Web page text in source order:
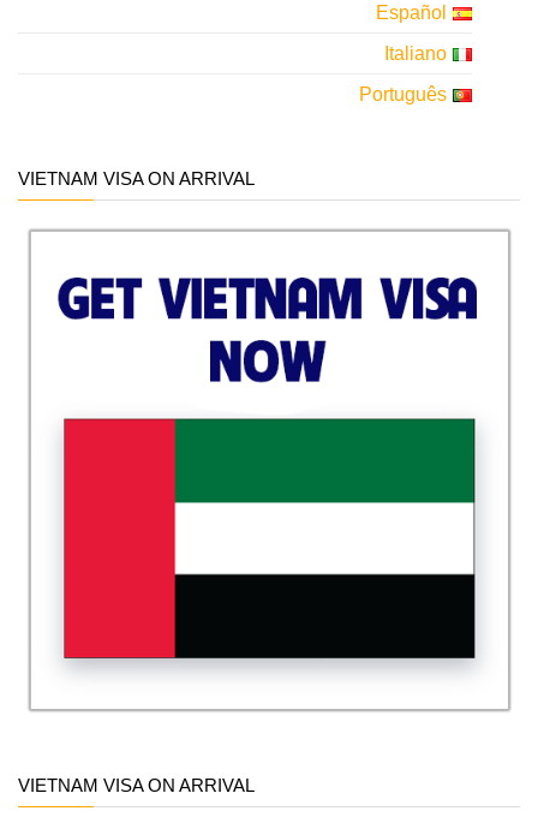
Español
Italiano
Português
VIETNAM VISA ON ARRIVAL
VIETNAM VISA ON ARRIVAL